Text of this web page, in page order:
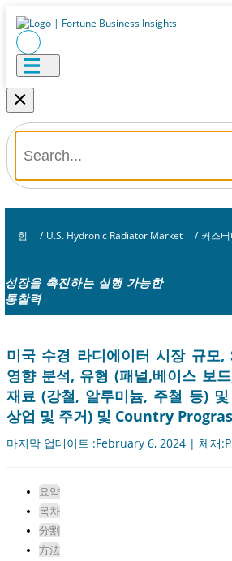
×
힘 / U.S. Hydronic Radiator Market / 커스
성장을 촉진하는 실행 가능한
통찰력
미국 수경 라디에이터 시장 규
영향 분석, 유형 (패널,베이스 보
재료 (강철, 알루미늄, 주철 등)
상업 및 주거) 및 Country
마지막 업데이트 :February 6, 2024 | 체재
요약
목차
分割
方法